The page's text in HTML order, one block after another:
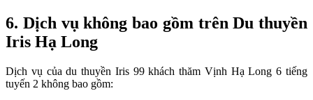
6. Dịch vụ không bao gồm trên Du thuyền
Iris Hạ Long
Dịch vụ của du thuyền Iris 99 khách thăm Vịnh Hạ Long 6 tiếng
tuyến 2 không bao gồm: